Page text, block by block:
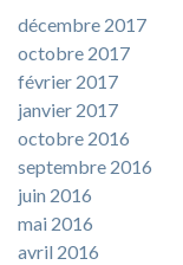
décembre 2017
octobre 2017
février 2017
janvier 2017
octobre 2016
septembre 2016
juin 2016
mai 2016
avril 2016